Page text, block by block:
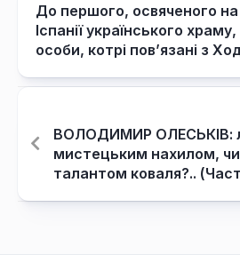
До першого, освяченого
Іспанії українського
особи, котрі пов’язані з
ВОЛОДИМИР ОЛЕСЬКІВ:
мистецьким нахилом,
талантом коваля?..